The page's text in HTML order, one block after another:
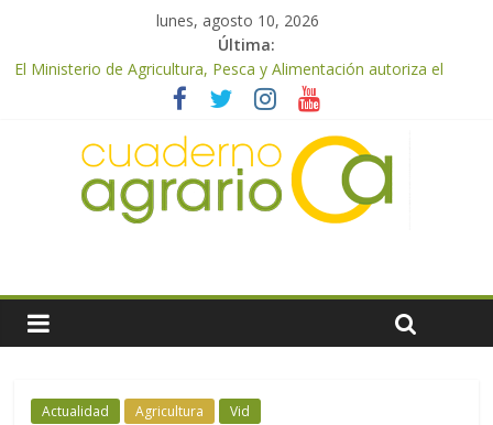
lunes, agosto 10, 2026
Última:
El Ministerio de Agricultura, Pesca y Alimentación autoriza el
pago de 85 millones adicionales de ayudas de la PAC de
remanentes disponibles
El Ministerio de Agricultura, Pesca y Alimentación otorga los
premios Alimentos de España a los mejores quesos 2026
UPA Granada advierte de una vendimia marcada por el
desplome de la demanda, que obligará a muchos viticultores a
seguridad y la transparencia del sector
ASAJA Almería: las primeras recolecciones de almendra
Actualidad Agricultura Vid